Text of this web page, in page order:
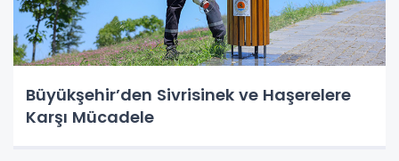
Büyükşehir’den Sivrisinek ve Haşerelere
Karşı Mücadele